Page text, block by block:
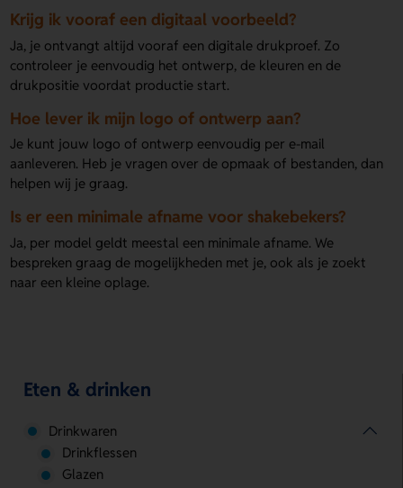
Krijg ik vooraf een digitaal voorbeeld?
Ja, je ontvangt altijd vooraf een digitale drukproef. Zo
controleer je eenvoudig het ontwerp, de kleuren en de
drukpositie voordat productie start.
Hoe lever ik mijn logo of ontwerp aan?
Je kunt jouw logo of ontwerp eenvoudig per e-mail
aanleveren. Heb je vragen over de opmaak of bestanden, dan
helpen wij je graag.
Is er een minimale afname voor shakebekers?
Ja, per model geldt meestal een minimale afname. We
bespreken graag de mogelijkheden met je, ook als je zoekt
naar een kleine oplage.
Eten & drinken
Drinkwaren
Drinkflessen
Glazen